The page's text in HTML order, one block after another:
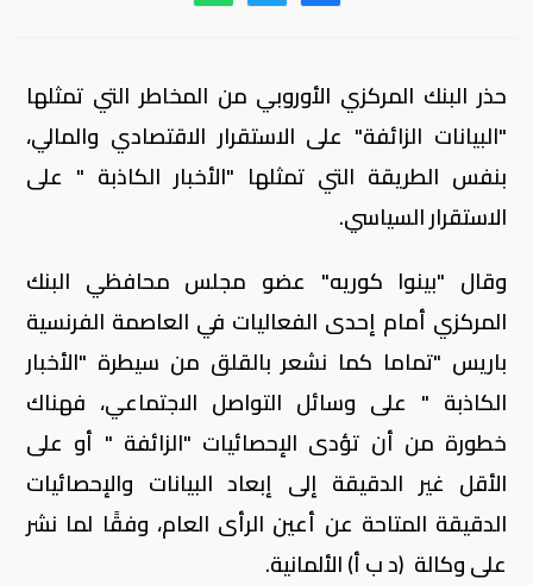
حذر البنك المركزي الأوروبي من المخاطر التي تمثلها
"البيانات الزائفة" على الاستقرار الاقتصادي والمالي،
بنفس الطريقة التي تمثلها "الأخبار الكاذبة " على
الاستقرار السياسي.
وقال "بينوا كوريه" عضو مجلس محافظي البنك
المركزي أمام إحدى الفعاليات في العاصمة الفرنسية
باريس "تماما كما نشعر بالقلق من سيطرة "الأخبار
الكاذبة " على وسائل التواصل الاجتماعي، فهناك
خطورة من أن تؤدى الإحصائيات "الزائفة " أو على
الأقل غير الدقيقة إلى إبعاد البيانات والإحصائيات
الدقيقة المتاحة عن أعين الرأى العام، وفقًا لما نشر
على وكالة (د ب أ) الألمانية.